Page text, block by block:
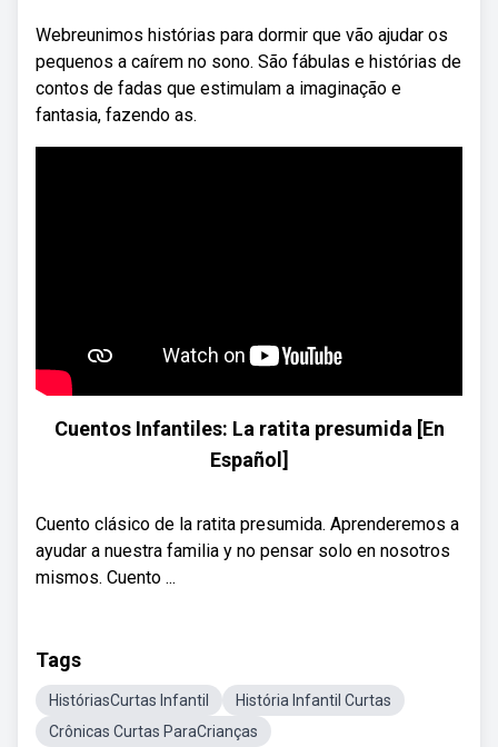
Webreunimos histórias para dormir que vão ajudar os
pequenos a caírem no sono. São fábulas e histórias de
contos de fadas que estimulam a imaginação e
fantasia, fazendo as.
Cuentos Infantiles: La ratita presumida [En
Español]
Cuento clásico de la ratita presumida. Aprenderemos a
ayudar a nuestra familia y no pensar solo en nosotros
mismos. Cuento ...
Tags
HistóriasCurtas Infantil
História Infantil Curtas
Crônicas Curtas ParaCrianças